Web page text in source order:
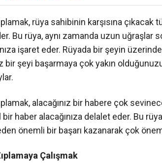
rüya sahibinin karşısına
Bu rüya, aynı zamanda uzun uğraşlar
işaret eder. Rüyada bir şeyin
bir şeyi başarmaya çok yakın
alacağınız bir habere çok
haber alacağınıza delalet eder. Bu
önemli bir başarı kazanarak çok
Çalışmak